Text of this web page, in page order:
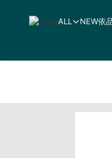
ALL NEW依